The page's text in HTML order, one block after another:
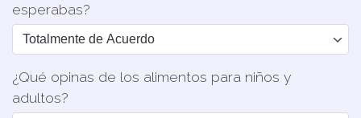
esperabas?
¿Qué opinas de los alimentos para niños y
adultos?